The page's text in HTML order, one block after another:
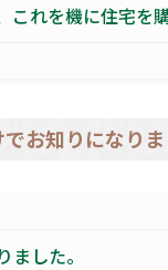
れを機に住宅を
お知りになり
した。